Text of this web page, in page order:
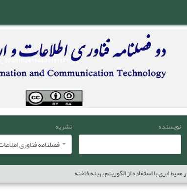
نویسنده
نشریه
ابری با استفاده از الگوریتم بهینه فاخته